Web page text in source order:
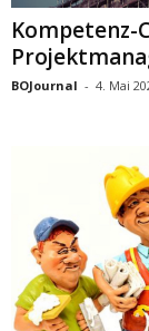
Kompetenz-
BOJournal - 4. Mai